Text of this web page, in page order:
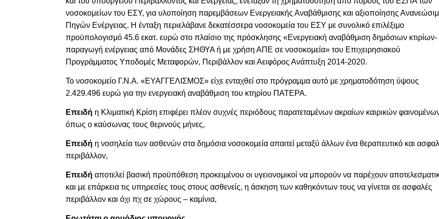
νοσοκομείων του ΕΣΥ, για υλοποίηση παρεμβάσεων Ενεργειακής Αναβάθμισης και αξιοποίησης
Πηγών Ενέργειας. Η ένταξη περιελάβανε δεκατέσσερα νοσοκομεία του ΕΣΥ με συνολικό επιλέξιμο
προϋπολογισμό 45.6 εκατ. ευρώ στο πλαίσιο της πρόσκλησης «Ενεργειακή αναβάθμιση δημόσιων κτιρίων-
παραγωγή ενέργειας από Μονάδες ΣΗΘΥΑ ή με χρήση ΑΠΕ σε νοσοκομεία» του Επιχειρησιακού
Προγράμματος Υποδομές Μεταφορών, Περιβάλλον και Αειφόρος Ανάπτυξη 2014-2020.
Το νοσοκομείο Γ.Ν.Α. «ΕΥΑΓΓΕΛΙΣΜΟΣ» είχε ενταχθεί στο πρόγραμμα αυτό με χρηματοδότηση ύψους
2.429.496 ευρώ για την ενεργειακή αναβάθμιση του κτηρίου ΠΑΤΕΡΑ.
Επειδή η Κλιματική Κρίση επιφέρει πλέον συχνές περιόδους παρατεταμένων ακραίων καιρικών
όπως ο καύσωνας τους θερινούς μήνες,
Επειδή η νοσηλεία των ασθενών στα δημόσια νοσοκομεία απαιτεί μεταξύ άλλων ένα θεραπευτικό και
περιβάλλον,
Επειδή αποτελεί βασική προϋπόθεση προκειμένου οι υγειονομικοί να μπορούν να παρέχουν
και με επάρκεια τις υπηρεσίες τους στους ασθενείς, η άσκηση των καθηκόντων τους να γίνεται σε ασφαλές
περιβάλλον και όχι πχ σε χώρους – καμίνια,